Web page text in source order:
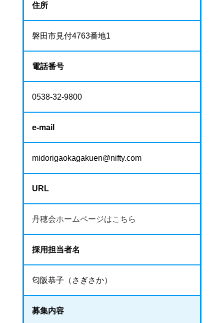
住所
磐田市見付4763番地1
電話番号
0538-32-9800
e-mail
midorigaokagakuen@nifty.com
URL
丹穂会ホームページはこちら
採用担当者名
匂阪恭子（さぎさか）
募集内容